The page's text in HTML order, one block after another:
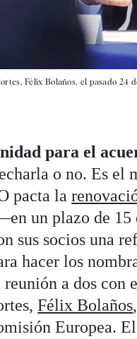
Félix Bolaños, el pasado 24
para el
o no. Es el
pacta la
un plazo de
sus socios una
hacer los
reunión a dos
Félix Bolaños
Europea.